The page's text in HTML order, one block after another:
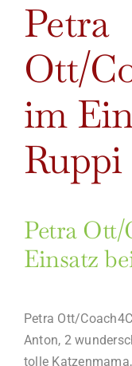
Petra
Ott/
im
Petra Ott/
Einsatz
Petra Ott/
Anton, 2
tolle